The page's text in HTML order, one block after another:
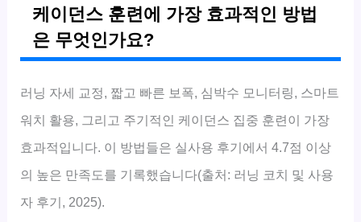
케이던스 훈련에 가장 효과적인 방법
은 무엇인가요?
러닝 자세 교정, 짧고 빠른 보폭, 심박수 모니터링, 스마트
워치 활용, 그리고 주기적인 케이던스 집중 훈련이 가장
효과적입니다. 이 방법들은 실사용 후기에서 4.7점 이상
의 높은 만족도를 기록했습니다(출처: 러닝 코치 및 사용
자 후기, 2025).